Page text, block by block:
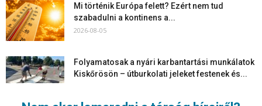
Mi történik Európa felett? Ezért nem tud
szabadulni a kontinens a...
2026-08-05
Folyamatosak a nyári karbantartási munkálatok
Kiskőrösön – útburkolati jeleket festenek és...